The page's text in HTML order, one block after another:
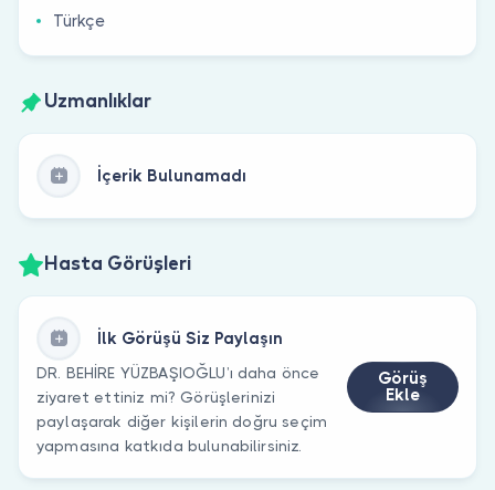
Türkçe
Uzmanlıklar
İçerik Bulunamadı
Hasta Görüşleri
İlk Görüşü Siz Paylaşın
DR. BEHİRE YÜZBAŞIOĞLU’ı daha önce
ziyaret ettiniz mi? Görüşlerinizi
paylaşarak diğer kişilerin doğru seçim
yapmasına katkıda bulunabilirsiniz.
Görüş
Ekle